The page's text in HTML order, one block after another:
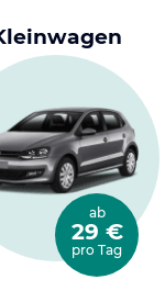
ab
29 €
pro Tag